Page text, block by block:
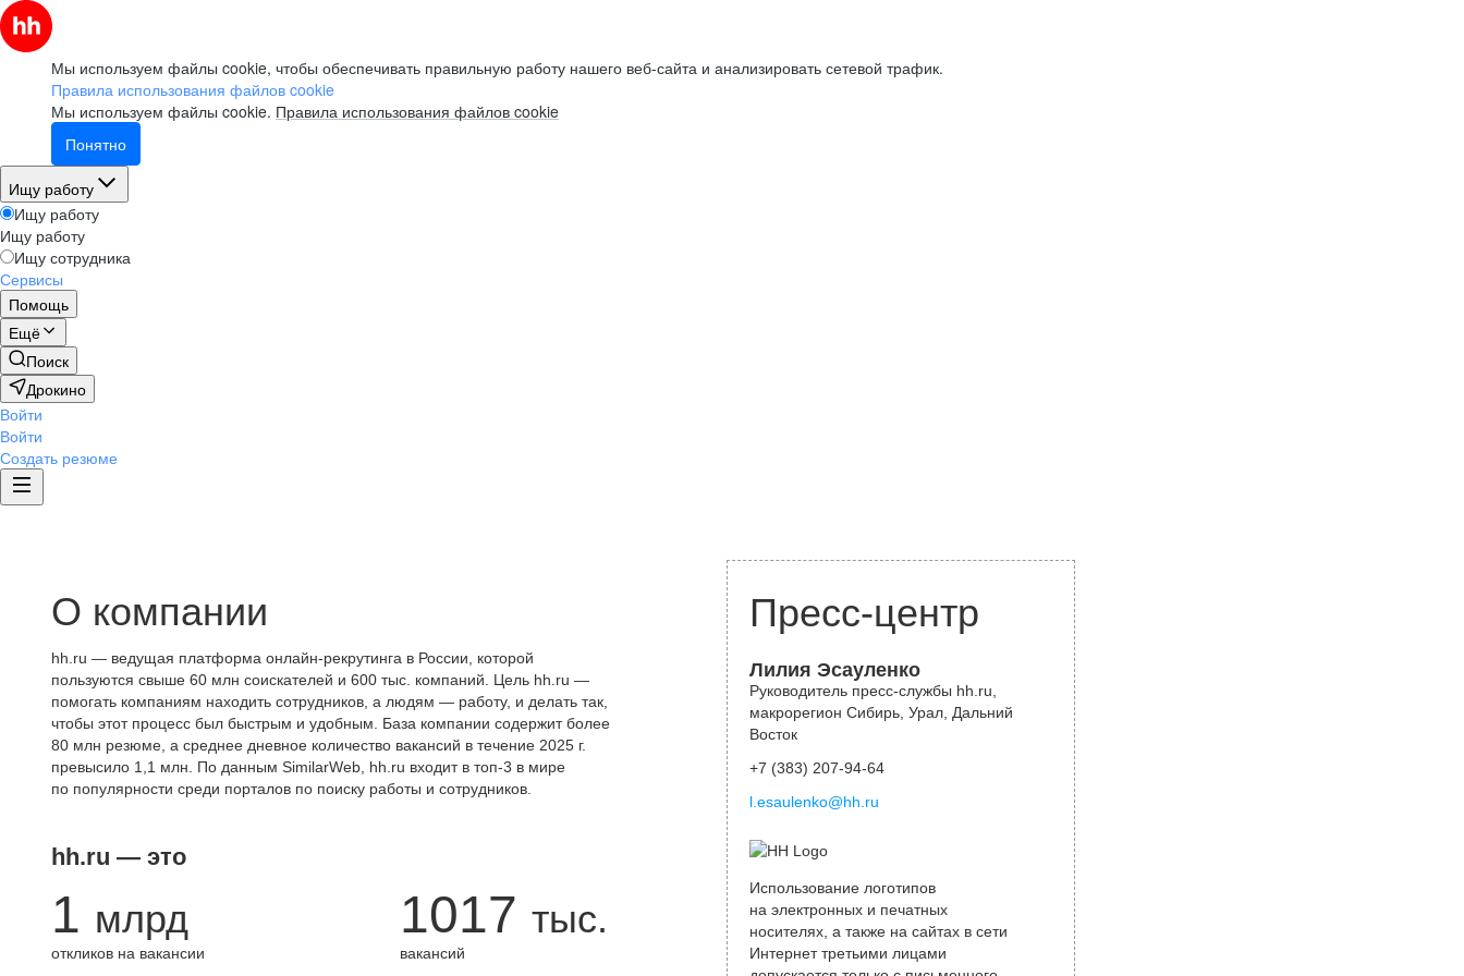
Мы используем файлы cookie, чтобы обеспечивать правильную работу нашего веб-сайта и анализировать сетевой трафик.
Правила использования файлов cookie
Мы используем файлы cookie. Правила использования файлов cookie
Понятно
Ищу работу
Ищу работу
Ищу работу
Ищу сотрудника
Сервисы
Помощь
Ещё
Поиск
Дрокино
Войти
Войти
Создать резюме
О компании
hh.ru — ведущая платформа онлайн-рекрутинга в России, которой
пользуются свыше 60 млн соискателей и 600 тыс. компаний. Цель hh.ru —
помогать компаниям находить сотрудников, а людям — работу, и делать так,
чтобы этот процесс был быстрым и удобным. База компании содержит более
80 млн резюме, а среднее дневное количество вакансий в течение 2025 г.
превысило 1,1 млн. По данным SimilarWeb, hh.ru входит в топ-3 в мире
по популярности среди порталов по поиску работы и сотрудников.
hh.ru — это
1 млрд
откликов на вакансии
1017 тыс.
вакансий
Пресс-центр
Лилия Эсауленко
Руководитель пресс-службы hh.ru,
макрорегион Сибирь, Урал, Дальний
Восток
+7 (383) 207-94-64
l.esaulenko@hh.ru
Использование логотипов
на электронных и печатных
носителях, а также на сайтах в сети
Интернет третьими лицами